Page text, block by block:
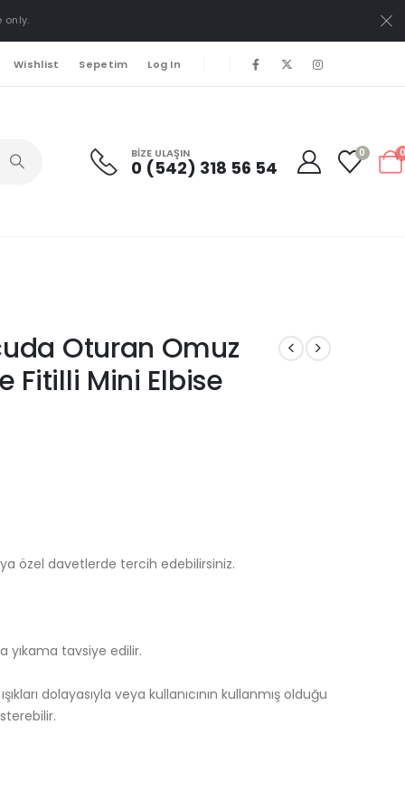
only.
Wishlist Sepetim Log In
BIZE ULAŞIN
0 (542) 318 56 54
0
Oturan Omuz
Fitilli Mini Elbise
özel davetlerde tercih edebilirsiniz.
yıkama tavsiye edilir.
dolayasıyla veya kullanıcının kullanmış olduğu